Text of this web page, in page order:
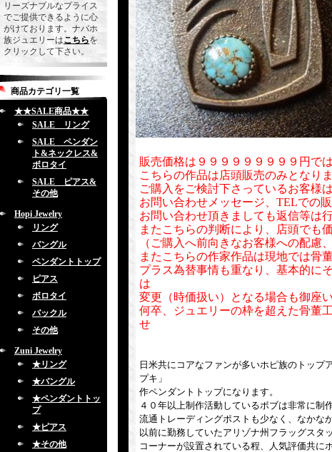
リーズナブルなプライス
でご提供できるように心
がけております。ナバホ
族ジュエリーはこちらを
クリックして下さい。
商品カテゴリ一覧
★★SALE商品★★
SALE リング
SALE ペンダン
ト&ネックレス&
ボロタイ
SALE ピアス&
その他
Hopi Jewelry
リング
バングル
ペンダントトップ
ピアス
ボロタイ
バックル
その他
Zuni Jewelry
★リング
★バングル
★ペンダントトッ
プ
★ピアス
★その他
販売価格は９９９９９９９９９円で
こちらの作品は店頭販売のみとなり
ご購入をご検討下さっているお客様
お問い合わせメッセージ、TELでの
お問い合わせ頂きましても返信等は
またこちらの判断により、店頭でも
（ご購入へ前向きなお客様への配慮
またこちらの作家作品は現地では骨
プラス為替事情も重なり、基本的に
は
変更（時価扱い）となる場合も御座
何卒、ジュエリーの枠を超えた骨董
せ
日米共にコアなファンが多いホピ族のトッ
プキ」
作ペンダントトップになります。
４０年以上制作活動しているボブは非常に制
流通トレーディングポストも少なく、なかな
以前に勤務していたアリゾナ州フラッグスタ
コーナーが設置されている程、人気評価共に